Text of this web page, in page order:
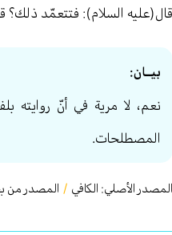
قال(عليه السلام): فتتعمّد ذلك؟
بيــان:
نعم، لا مرية في أنّ روايته
المصطلحات.
المصدر الأصلي: الكافي / المصدر من